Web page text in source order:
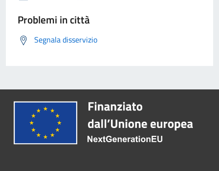
Problemi in città
Segnala disservizio